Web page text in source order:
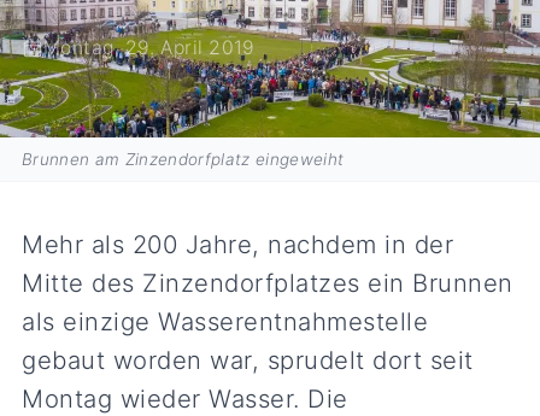
Montag, 29. April 2019
Brunnen am Zinzendorfplatz eingeweiht
Mehr als 200 Jahre, nachdem in der
Mitte des Zinzendorfplatzes ein Brunnen
als einzige Wasserentnahmestelle
gebaut worden war, sprudelt dort seit
Montag wieder Wasser. Die